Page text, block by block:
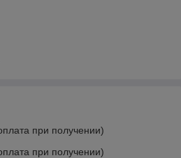
при получении)
при получении)